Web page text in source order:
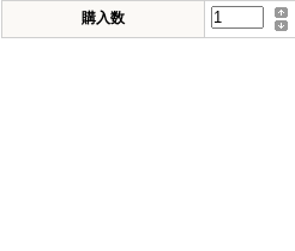
購入数